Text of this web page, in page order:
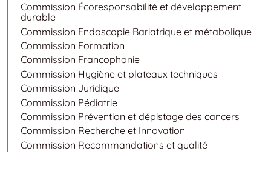
Commission Écoresponsabilité et développement
durable
Commission Endoscopie Bariatrique et métabolique
Commission Formation
Commission Francophonie
Commission Hygiène et plateaux techniques
Commission Juridique
Commission Pédiatrie
Commission Prévention et dépistage des cancers
Commission Recherche et Innovation
Commission Recommandations et qualité